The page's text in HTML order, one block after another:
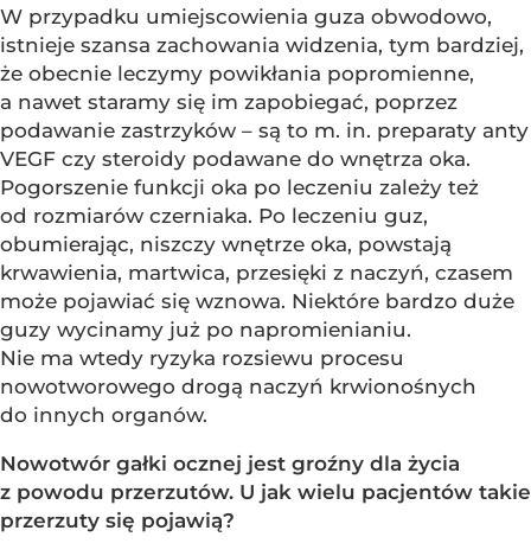
W przypadku umiejscowienia guza obwodowo,
istnieje szansa zachowania widzenia, tym bardziej,
że obecnie leczymy powikłania popromienne,
a nawet staramy się im zapobiegać, poprzez
podawanie zastrzyków – są to m. in. preparaty anty
VEGF czy steroidy podawane do wnętrza oka.
Pogorszenie funkcji oka po leczeniu zależy też
od rozmiarów czerniaka. Po leczeniu guz,
obumierając, niszczy wnętrze oka, powstają
krwawienia, martwica, przesięki z naczyń, czasem
może pojawiać się wznowa. Niektóre bardzo duże
guzy wycinamy już po napromienianiu.
Nie ma wtedy ryzyka rozsiewu procesu
nowotworowego drogą naczyń krwionośnych
do innych organów.
Nowotwór gałki ocznej jest groźny dla życia
z powodu przerzutów. U jak wielu pacjentów takie
przerzuty się pojawią?